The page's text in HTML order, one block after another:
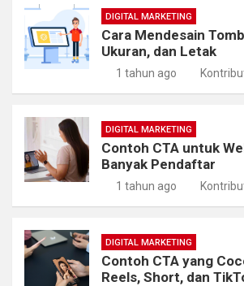
DIGITAL MARKETING
Cara Mendesain
Ukuran, dan Letak
1 tahun ago
DIGITAL MARKETING
Contoh CTA untuk
Banyak Pendaftar
1 tahun ago
DIGITAL MARKETING
Contoh CTA yang
Reels, Short, dan